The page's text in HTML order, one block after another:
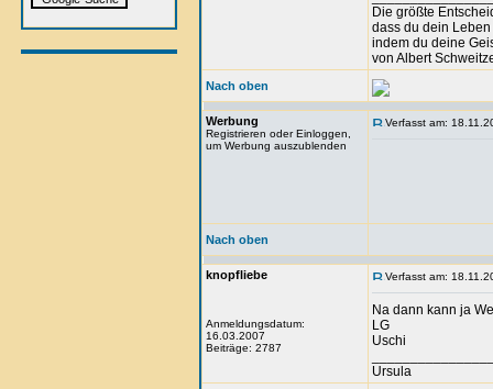
Die größte
dass du dein
indem du deine
von Albert
Nach oben
Werbung
Registrieren oder Einloggen,
um Werbung auszublenden
Verfasst am:
Nach oben
knopfliebe
Anmeldungsdatum:
16.03.2007
Beiträge: 2787
Verfasst am:
Na dann kann ja
LG
Uschi
Ursula